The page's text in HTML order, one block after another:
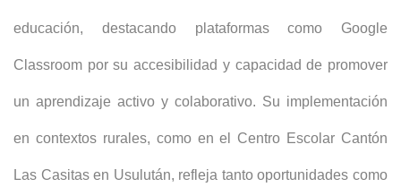
educación, destacando plataformas como Google
Classroom por su accesibilidad y capacidad de promover
un aprendizaje activo y colaborativo. Su implementación
en contextos rurales, como en el Centro Escolar Cantón
Las Casitas en Usulután, refleja tanto oportunidades como